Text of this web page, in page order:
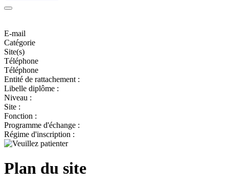
E-mail
Catégorie
Site(s)
Téléphone
Téléphone
Entité de rattachement :
Libelle diplôme :
Niveau :
Site :
Fonction :
Programme d'échange :
Régime d'inscription :
Plan du site